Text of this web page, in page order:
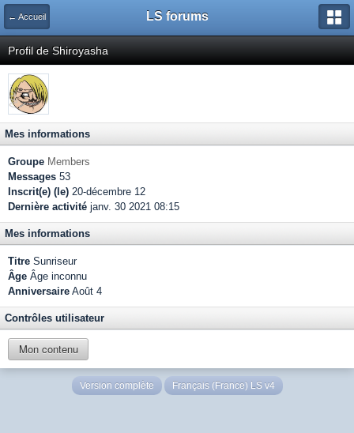
← Accueil LS forums
Profil de Shiroyasha
Mes informations
Groupe Members
Messages 53
Inscrit(e) (le) 20-décembre 12
Dernière activité janv. 30 2021 08:15
Mes informations
Titre Sunriseur
Âge Âge inconnu
Anniversaire Août 4
Contrôles utilisateur
Mon contenu
Version complète Français (France) LS v4